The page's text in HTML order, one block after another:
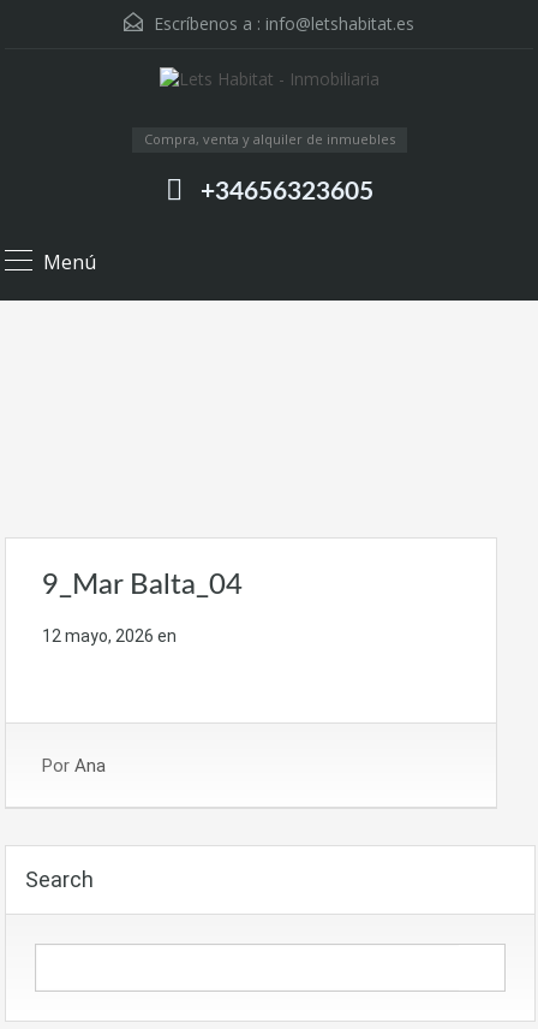
Escríbenos a : info@letshabitat.es
Compra, venta y alquiler de inmuebles
+34656323605
Menú
9_Mar Balta_04
12 mayo, 2026 en
Por Ana
Search